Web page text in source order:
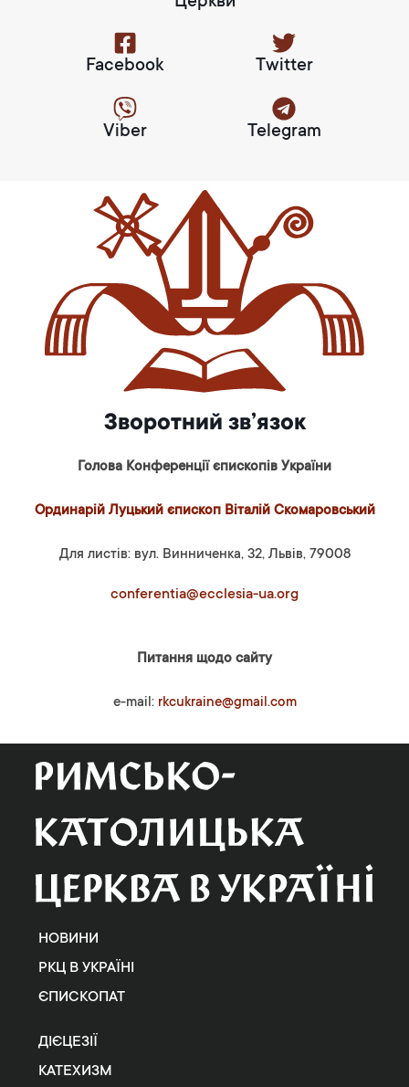
Facebook Twitter
Viber Telegram
Зворотний зв’язок
Голова Конференції єпископів України
Ординарій Луцький єпископ Віталій Скомаровський
Для листів: вул. Винниченка, 32, Львів, 79008
conferentia@ecclesia-ua.org
Питання щодо сайту
e-mail: rkcukraine@gmail.com
НОВИНИ
РКЦ В УКРАЇНІ
ЄПИСКОПАТ
ДІЄЦЕЗІЇ
КАТЕХИЗМ